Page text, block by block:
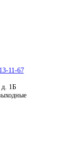
11-67
д. 1Б